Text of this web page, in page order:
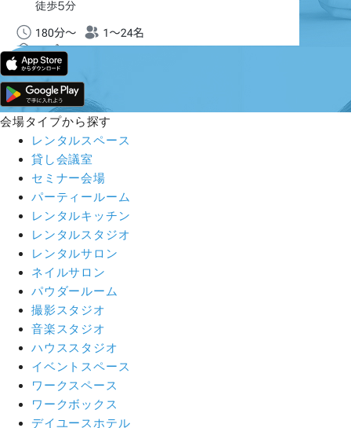
会場タイプから探す
レンタルスペース
貸し会議室
セミナー会場
パーティールーム
レンタルキッチン
レンタルスタジオ
レンタルサロン
ネイルサロン
パウダールーム
撮影スタジオ
音楽スタジオ
ハウススタジオ
イベントスペース
ワークスペース
ワークボックス
デイユースホテル